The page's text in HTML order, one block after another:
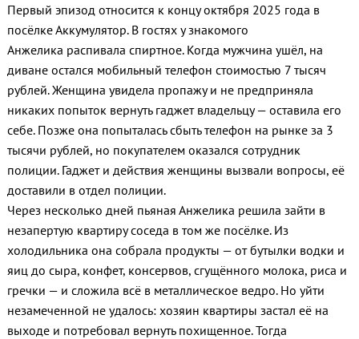
Первый эпизод относится к концу октября 2025 года в
посёлке Аккумулятор. В гостях у знакомого
Анжелика распивала спиртное. Когда мужчина ушёл, на
диване остался мобильный телефон стоимостью 7 тысяч
рублей. Женщина увидела пропажу и не предприняла
никаких попыток вернуть гаджет владельцу — оставила его
себе. Позже она попыталась сбыть телефон на рынке за 3
тысячи рублей, но покупателем оказался сотрудник
полиции. Гаджет и действия женщины вызвали вопросы, её
доставили в отдел полиции.
Через несколько дней пьяная Анжелика решила зайти в
незапертую квартиру соседа в том же посёлке. Из
холодильника она собрала продукты — от бутылки водки и
яиц до сыра, конфет, консервов, сгущённого молока, риса и
гречки — и сложила всё в металлическое ведро. Но уйти
незамеченной не удалось: хозяин квартиры застал её на
выходе и потребовал вернуть похищенное. Тогда